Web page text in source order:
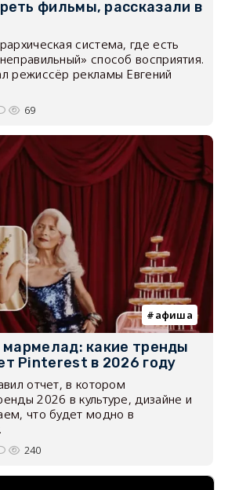
фильмы, рассказали в
система, где есть
способ восприятия.
режиссёр рекламы Евгений
69
афиша
мармелад: какие тренды
Pinterest в 2026 году
отчет, в котором
2026 в культуре, дизайне и
что будет модно в
240